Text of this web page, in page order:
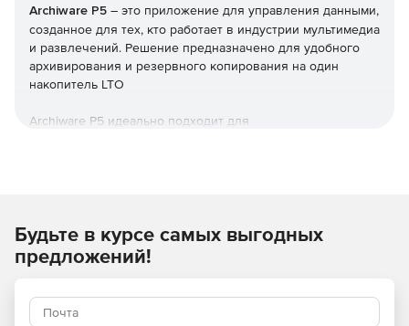
Archiware P5 – это приложение для управления данными,
созданное для тех, кто работает в индустрии мультимедиа
и развлечений. Решение предназначено для удобного
архивирования и резервного копирования на один
накопитель LTO
Archiware P5 идеально подходит для
Все модули можно комбинировать для создания
многоэтапных концепций безопасности для достижения
максимальной защиты данных. Archiware P5 защищает
многочисленными партнерами
Будьте в курсе самых выгодных
предложений!